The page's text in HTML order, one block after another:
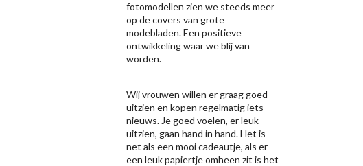
fotomodellen zien we steeds meer
op de covers van grote
modebladen. Een positieve
ontwikkeling waar we blij van
worden.
Wij vrouwen willen er graag goed
uitzien en kopen regelmatig iets
nieuws. Je goed voelen, er leuk
uitzien, gaan hand in hand. Het is
net als een mooi cadeautje, als er
een leuk papiertje omheen zit is het